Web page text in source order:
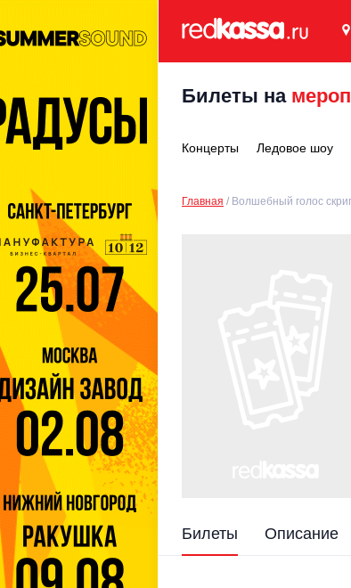
Билеты на
Концерты Ледовое шоу
Главная Волшебный голос
Билеты Описание